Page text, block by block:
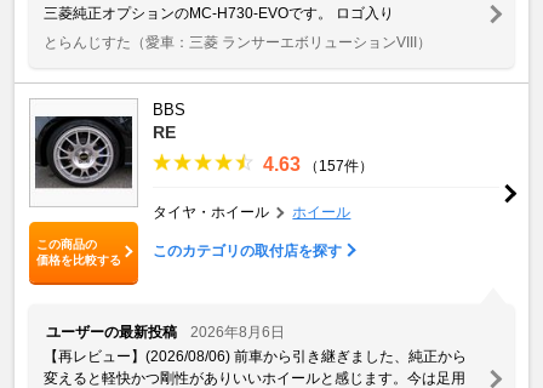
三菱純正オプションのMC-H730-EVOです。 ロゴ入り
とらんじすた （愛車：三菱 ランサーエボリューションVIII）
この商品の
価格を比較する
BBS
RE
4.63 （157件）
タイヤ・ホイール ホイール
このカテゴリの取付店を探す
ユーザーの最新投稿
2026年8月6日
【再レビュー】(2026/08/06) 前車から引き継ぎました、純正から
変えると軽快かつ剛性がありいいホイールと感じます。今は足用